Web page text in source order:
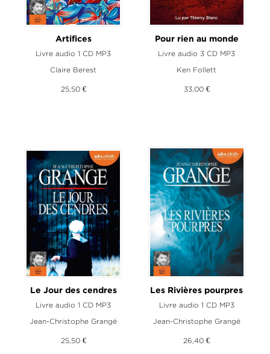
Artifices
Livre audio 1 CD MP3
Claire Berest
25,50 €
Pour rien au monde
Livre audio 3 CD MP3
Ken Follett
33,00 €
Le Jour des cendres
Livre audio 1 CD MP3
Jean-Christophe Grangé
25,50 €
Les Rivières pourpres
Livre audio 1 CD MP3
Jean-Christophe Grangé
26,40 €